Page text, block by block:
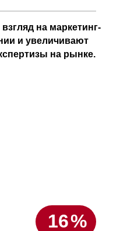
на маркетинг-
и увеличивают
на рынке.
%
16